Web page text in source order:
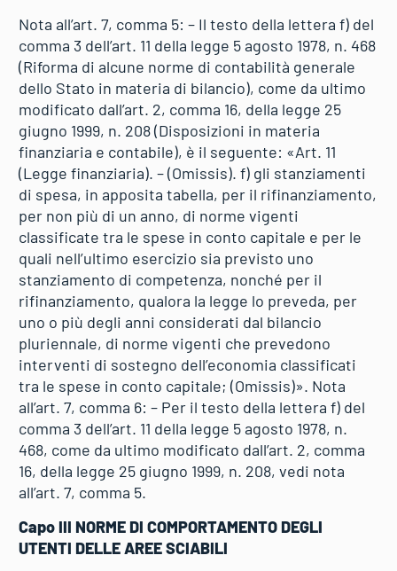
Nota all’art. 7, comma 5: – Il testo della lettera f) del
comma 3 dell’art. 11 della legge 5 agosto 1978, n. 468
(Riforma di alcune norme di contabilità generale
dello Stato in materia di bilancio), come da ultimo
modificato dall’art. 2, comma 16, della legge 25
giugno 1999, n. 208 (Disposizioni in materia
finanziaria e contabile), è il seguente: «Art. 11
(Legge finanziaria). – (Omissis). f) gli stanziamenti
di spesa, in apposita tabella, per il rifinanziamento,
per non più di un anno, di norme vigenti
classificate tra le spese in conto capitale e per le
quali nell’ultimo esercizio sia previsto uno
stanziamento di competenza, nonché per il
rifinanziamento, qualora la legge lo preveda, per
uno o più degli anni considerati dal bilancio
pluriennale, di norme vigenti che prevedono
interventi di sostegno dell’economia classificati
tra le spese in conto capitale; (Omissis)». Nota
all’art. 7, comma 6: – Per il testo della lettera f) del
comma 3 dell’art. 11 della legge 5 agosto 1978, n.
468, come da ultimo modificato dall’art. 2, comma
16, della legge 25 giugno 1999, n. 208, vedi nota
all’art. 7, comma 5.
Capo III NORME DI COMPORTAMENTO DEGLI
UTENTI DELLE AREE SCIABILI